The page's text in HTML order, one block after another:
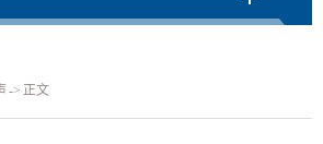
-> 正文